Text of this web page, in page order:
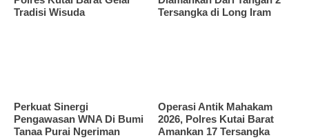
Tradisi Wisuda
Tersangka di Long Iram
Perkuat Sinergi
Pengawasan WNA Di Bumi
Tanaa Purai Ngeriman
Operasi Antik Mahakam
2026, Polres Kutai Barat
Amankan 17 Tersangka